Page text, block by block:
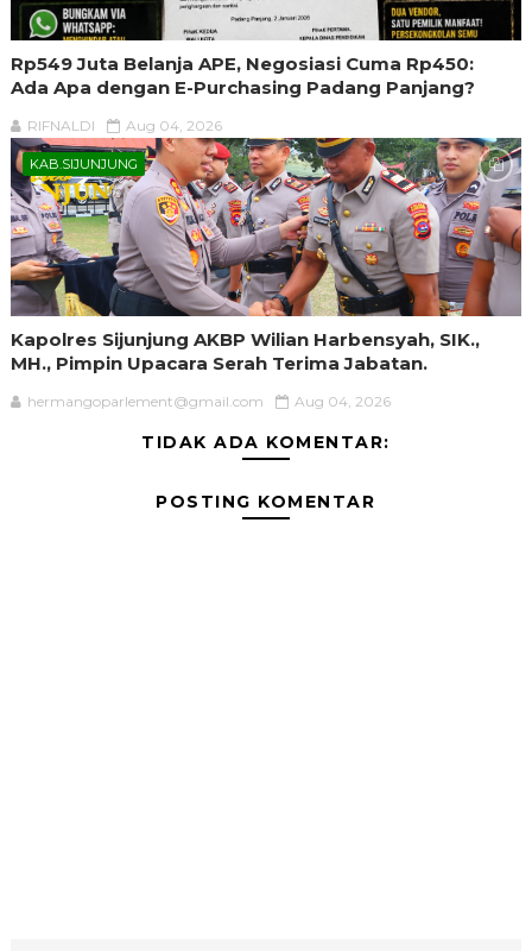
Rp549 Juta Belanja APE, Negosiasi Cuma Rp450:
Ada Apa dengan E-Purchasing Padang Panjang?
RIFNALDI Aug 04, 2026
KAB.SIJUNJUNG
Kapolres Sijunjung AKBP Wilian Harbensyah, SIK.,
MH., Pimpin Upacara Serah Terima Jabatan.
hermangoparlement@gmail.com Aug 04, 2026
TIDAK ADA KOMENTAR:
POSTING KOMENTAR